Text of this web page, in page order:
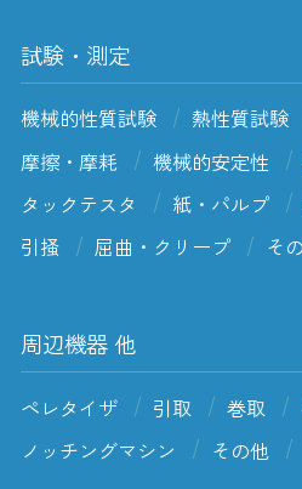
試験・測定
機械的性質試験 熱性質試験
摩擦・摩耗
機械的安定性
タックテスタ
紙・パルプ
引掻
屈曲・クリープ そ
周辺機器 他
ペレタイザ 引取 巻取
ノッチングマシン
その他